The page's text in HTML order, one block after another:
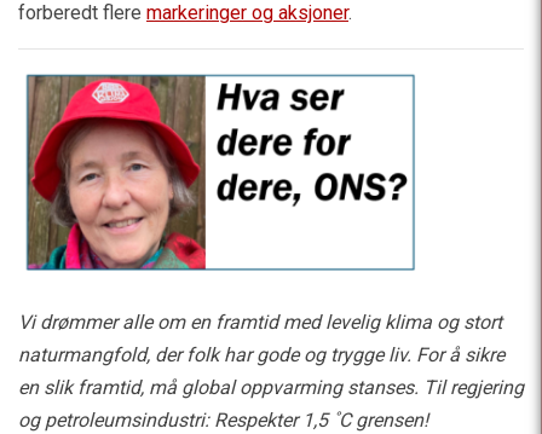
forberedt flere markeringer og aksjoner.
Vi drømmer alle om en framtid med levelig klima og stort
naturmangfold, der folk har gode og trygge liv. For å sikre
en slik framtid, må global oppvarming stanses. Til regjering
og petroleumsindustri: Respekter 1,5 ˚C grensen!